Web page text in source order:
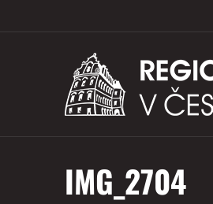
IMG_2704